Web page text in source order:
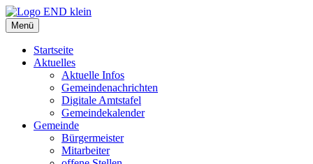
Zum
Inhalt
springen
Menü
Startseite
Aktuelles
Aktuelle Infos
Gemeindenachrichten
Digitale Amtstafel
Gemeindekalender
Gemeinde
Bürgermeister
Mitarbeiter